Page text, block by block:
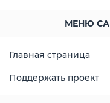
МЕНЮ
Главная страница
Поддержать проект
Atom